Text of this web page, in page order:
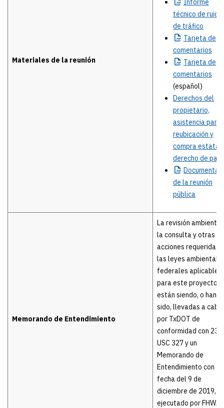
Materiales de la reunión
Informe
técnico de ruido
de tráfico
Tarjetade
comentarios
Tarjetade
comentarios
(español)
Derechos del
propietario,
asistencia para
reubicación y
compra estatal
derecho de
de la reunión
pública
Memorando de Entendimiento
La revisión ambiental,
la consulta y otras
acciones requeridas
las leyes
federales aplicables
para este proyecto
están siendo, o han
sido, llevadas a cabo
por TxDOT de
conformidad con 23
USC 327 y un
Memorando de
Entendimiento con
fecha del 9 de
diciembre de 2019, y
ejecutado por FHWA